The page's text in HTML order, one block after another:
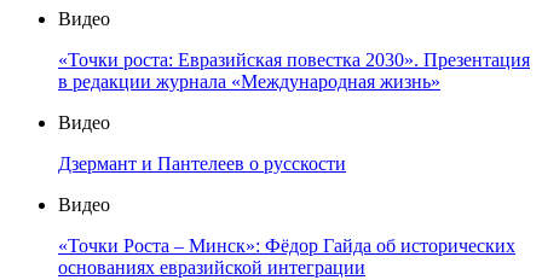
Видео
«Точки роста: Евразийская повестка 2030». Презентация
в редакции журнала «Международная жизнь»
Видео
Дзермант и Пантелеев о русскости
Видео
«Точки Роста – Минск»: Фёдор Гайда об исторических
основаниях евразийской интеграции